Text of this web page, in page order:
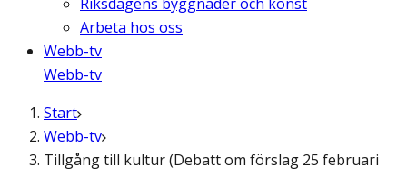
Arbeta hos oss
Webb-tv
Webb-tv
Start
Webb-tv
Tillgång till kultur (Debatt om förslag 25 februari